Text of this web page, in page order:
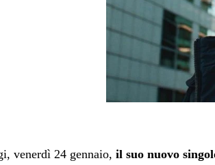
venerdì 24 gennaio, il suo nuovo